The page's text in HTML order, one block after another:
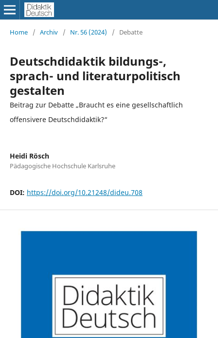
Home / Archiv / Nr. 56 (2024) / Debatte
Deutschdidaktik bildungs-,
sprach- und literaturpolitisch
gestalten
Beitrag zur Debatte „Braucht es eine gesellschaftlich
offensivere Deutschdidaktik?“
Heidi Rösch
Pädagogische Hochschule Karlsruhe
DOI: https://doi.org/10.21248/dideu.708